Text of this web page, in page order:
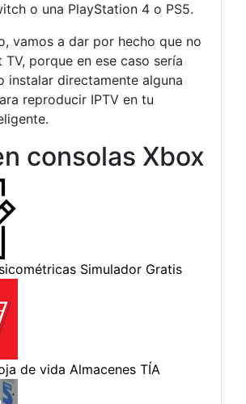
o una PlayStation 4 o PS5.
vamos a dar por hecho que no
TV, porque en ese caso sería
instalar directamente alguna
reproducir IPTV en tu
consolas Xbox